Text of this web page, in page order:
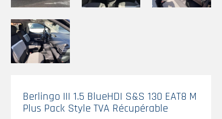
Berlingo III 1.5 BlueHDI S&S 130 EAT8 M
Plus Pack Style TVA Récupérable